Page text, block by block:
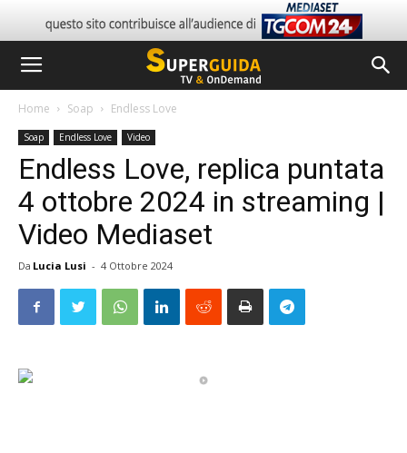
Home Soap Endless Love
Soap Endless Love Video
Endless Love, replica puntata
4 ottobre 2024 in streaming |
Video Mediaset
Da Lucia Lusi - 4 Ottobre 2024